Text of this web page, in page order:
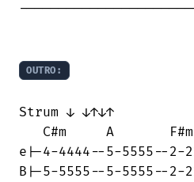
OUTRO:
Strum ↓ ↓↑↓↑
C#m     A
e|-4-4444--5-5555--2-
B|-5-5555--5-5555--2-